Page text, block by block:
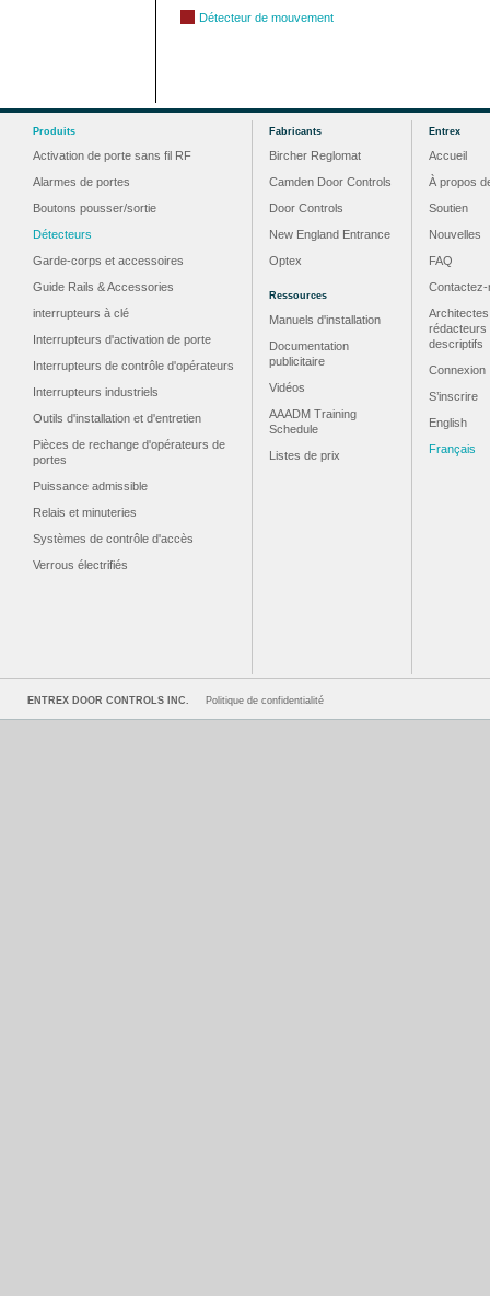
Détecteur de mouvement
Produits
Activation de porte sans fil RF
Alarmes de portes
Boutons pousser/sortie
Détecteurs
Garde-corps et accessoires
Guide Rails & Accessories
interrupteurs à clé
Interrupteurs d'activation de porte
Interrupteurs de contrôle d'opérateurs
Interrupteurs industriels
Outils d'installation et d'entretien
Pièces de rechange d'opérateurs de
portes
Puissance admissible
Relais et minuteries
Systèmes de contrôle d'accès
Verrous électrifiés
Fabricants
Bircher Reglomat
Camden Door Controls
Door Controls
New England Entrance
Optex
Ressources
Manuels d'installation
Documentation
publicitaire
Vidéos
AAADM Training
Schedule
Listes de prix
Entrex
Accueil
À propos
Soutien
Nouvelles
FAQ
Contactez-
rédacteurs
descriptifs
Connexion
S’inscrire
English
Français
ENTREX DOOR CONTROLS INC. Politique de confidentialité